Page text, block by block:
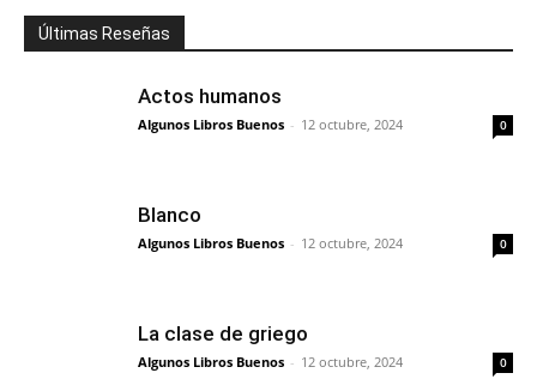
Últimas Reseñas
Actos humanos
Algunos Libros Buenos - 12 octubre, 2024 0
Blanco
Algunos Libros Buenos - 12 octubre, 2024 0
La clase de griego
Algunos Libros Buenos - 12 octubre, 2024 0